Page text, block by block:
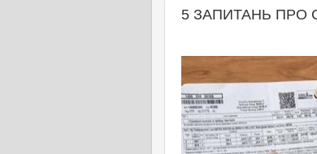
5 ЗАПИТАНЬ ПРО